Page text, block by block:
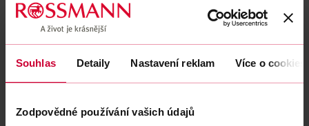
Souhlas Detaily Nastavení reklam Více o cookies
Zodpovědné používání vašich údajů
Zubní pasta s fluoridem
129 Kč
Zubní pasta s fluoridem